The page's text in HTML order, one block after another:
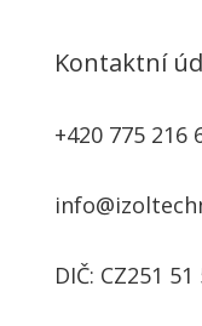
Kontaktní
+420 775 216
DIČ: CZ251 51